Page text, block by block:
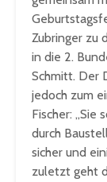
Zubringer zu
in die 2.
Schmitt. Der
jedoch zum
Fischer: „Sie
durch
sicher und
zuletzt geht